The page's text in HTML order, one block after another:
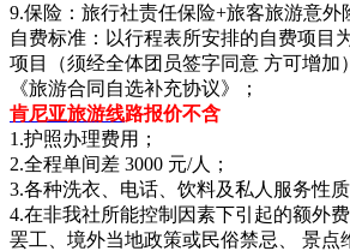
9.保险：旅行社责任保险+旅客旅游意外
自费标准：以行程表所安排的自费项目
项目（须经全体团员签字同意 方可增加
《旅游合同自选补充协议》；
肯尼亚旅游线路报价不含
1.护照办理费用；
2.全程单间差 3000 元/人；
3.各种洗衣、电话、饮料及私人服务性质
4.在非我社所能控制因素下引起的额外
罢工、境外当地政策或民俗禁忌、 景点